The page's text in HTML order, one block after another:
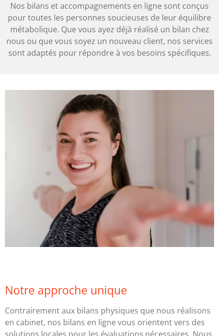
Nos bilans et accompagnements en ligne sont conçus
pour toutes les personnes soucieuses de leur équilibre
métabolique. Que vous ayez déjà réalisé un bilan chez
nous ou que vous soyez un nouveau client, nos services
sont adaptés pour répondre à vos besoins spécifiques.
Notre approche unique
Contrairement aux bilans physiques que nous réalisons
en cabinet, nos bilans en ligne vous orientent vers des